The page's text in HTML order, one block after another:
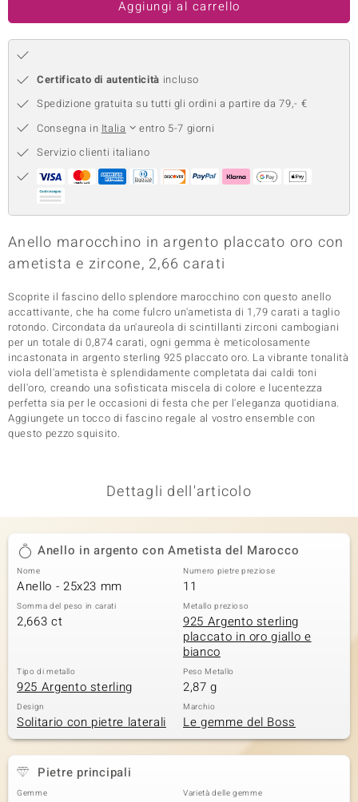
Classics
Aggiungi al carrello
Certificato di autenticità incluso
Spedizione gratuita su tutti gli ordini a partire da 79,- €
Consegna in Italia
entro 5-7 giorni
Servizio clienti italiano
Anello marocchino in argento placcato oro con
ametista e zircone, 2,66 carati
Scoprite il fascino dello splendore marocchino con questo anello
accattivante, che ha come fulcro un'ametista di 1,79 carati a taglio
rotondo. Circondata da un'aureola di scintillanti zirconi cambogiani
per un totale di 0,874 carati, ogni gemma è meticolosamente
incastonata in argento sterling 925 placcato oro. La vibrante tonalità
viola dell'ametista è splendidamente completata dai caldi toni
dell'oro, creando una sofisticata miscela di colore e lucentezza
perfetta sia per le occasioni di festa che per l'eleganza quotidiana.
Aggiungete un tocco di fascino regale al vostro ensemble con
questo pezzo squisito.
Dettagli dell'articolo
Anello in argento con Ametista del Marocco
Nome
Anello - 25x23 mm
Numero pietre preziose
11
Somma del peso in carati
2,663 ct
Metallo prezioso
925 Argento sterling
placcato in oro giallo e
bianco
Tipo di metallo
925 Argento sterling
Peso Metallo
2,87 g
Design
Solitario con pietre laterali
Marchio
Le gemme del Boss
Pietre principali
Gemme Varietà delle gemme